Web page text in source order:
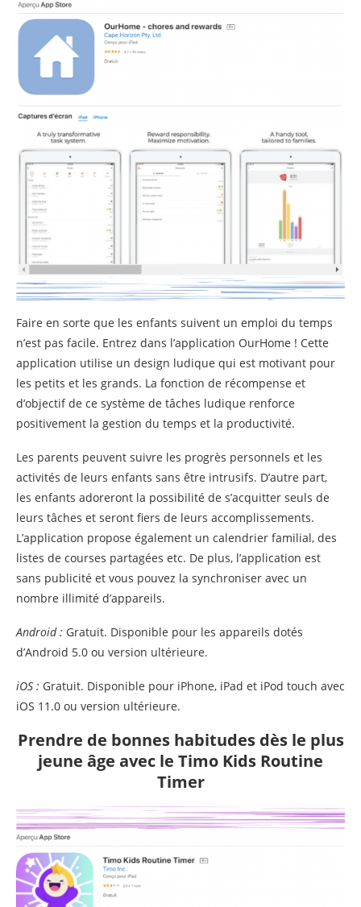
Faire en sorte que les enfants suivent un emploi du temps
n’est pas facile. Entrez dans l’application OurHome ! Cette
application utilise un design ludique qui est motivant pour
les petits et les grands. La fonction de récompense et
d’objectif de ce système de tâches ludique renforce
positivement la gestion du temps et la productivité.
Les parents peuvent suivre les progrès personnels et les
activités de leurs enfants sans être intrusifs. D’autre part,
les enfants adoreront la possibilité de s’acquitter seuls de
leurs tâches et seront fiers de leurs accomplissements.
L’application propose également un calendrier familial, des
listes de courses partagées etc. De plus, l’application est
sans publicité et vous pouvez la synchroniser avec un
nombre illimité d’appareils.
Android: Gratuit. Disponible pour les appareils dotés
d’Android 5.0 ou version ultérieure.
iOS : Gratuit. Disponible pour iPhone, iPad et iPod touch avec
iOS 11.0 ou version ultérieure.
Prendre de bonnes habitudes dès le plus
jeune âge avec le Timo Kids Routine
Timer